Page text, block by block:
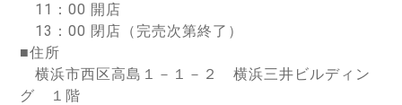
11：00 開店
13：00 閉店（完売次第終了）
■住所
横浜市西区高島１－１－２ 横浜三井ビルディン
グ １階